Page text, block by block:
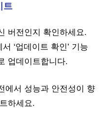
트
버전인지 확인하세요.
‘업데이트 확인’ 기능
업데이트합니다.
에서 성능과 안전성이 향
하세요.